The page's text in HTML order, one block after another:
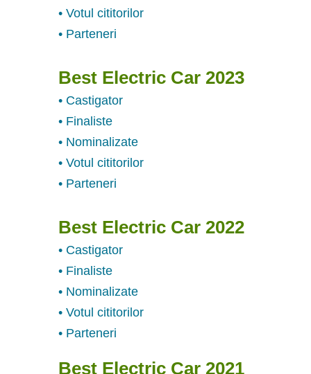
• Votul cititorilor
• Parteneri
Best Electric Car 2023
• Castigator
• Finaliste
• Nominalizate
• Votul cititorilor
• Parteneri
Best Electric Car 2022
• Castigator
• Finaliste
• Nominalizate
• Votul cititorilor
• Parteneri
Best Electric Car 2021